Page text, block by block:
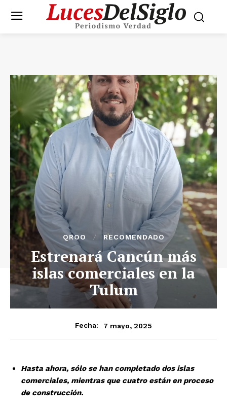
QROO RECOMENDADO
Estrenará Cancún más
islas comerciales en la
Tulum
Fecha: 7 mayo, 2025
Hasta ahora, sólo se han completado dos islas
comerciales, mientras que cuatro están en proceso
de construcción.